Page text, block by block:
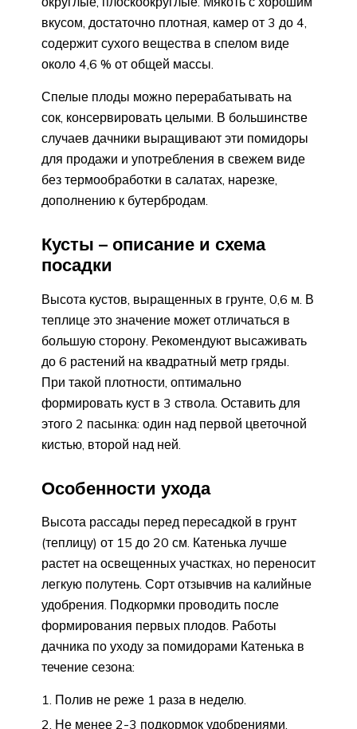
вкусом, достаточно плотная, камер от 3 до 4,
содержит сухого вещества в спелом виде
около 4,6 % от общей массы.
Спелые плоды можно перерабатывать на
сок, консервировать целыми. В большинстве
случаев дачники выращивают эти помидоры
для продажи и употребления в свежем виде
без термообработки в салатах, нарезке,
дополнению к бутербродам.
Кусты – описание и схема
посадки
Высота кустов, выращенных в грунте, 0,6 м. В
теплице это значение может отличаться в
большую сторону. Рекомендуют высаживать
до 6 растений на квадратный метр гряды.
При такой плотности, оптимально
формировать куст в 3 ствола. Оставить для
этого 2 пасынка: один над первой цветочной
кистью, второй над ней.
Особенности ухода
Высота рассады перед пересадкой в грунт
(теплицу) от 15 до 20 см. Катенька лучше
растет на освещенных участках, но переносит
легкую полутень. Сорт отзывчив на калийные
удобрения. Подкормки проводить после
формирования первых плодов. Работы
дачника по уходу за помидорами Катенька в
течение сезона:
Полив не реже 1 раза в неделю.
Не менее 2-3 подкормок удобрениями.